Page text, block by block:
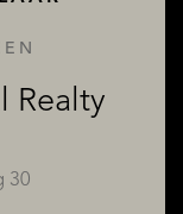
Realty
30